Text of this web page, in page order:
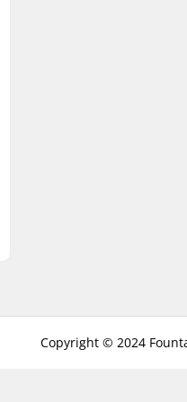
Copyright © 2024